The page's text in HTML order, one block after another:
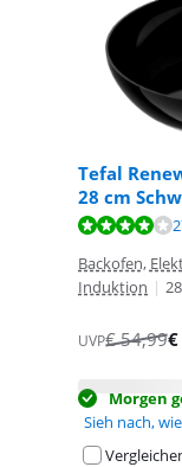
Tefal
28 cm
Bewertet mit
Backofen,
Induktion |
UVP€54,99€
Morgen
Sieh nach,
Bewertet mit
Bewertet mit